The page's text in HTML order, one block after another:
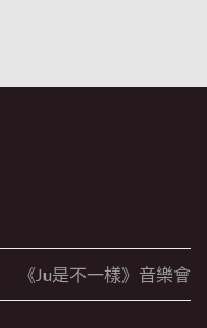
《Ju是不一樣》音樂會